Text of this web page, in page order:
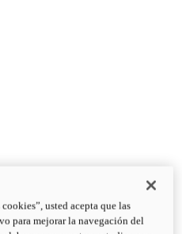
usted acepta que las
para mejorar la navegación del